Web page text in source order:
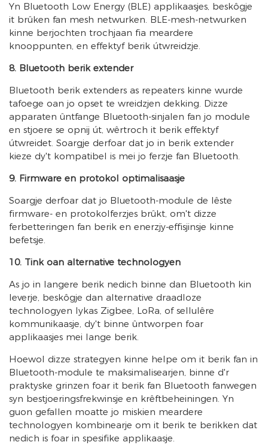
Yn Bluetooth Low Energy (BLE) applikaasjes, beskôgje
it brûken fan mesh netwurken. BLE-mesh-netwurken
kinne berjochten trochjaan fia meardere
knooppunten, en effektyf berik útwreidzje.
8. Bluetooth berik extender
Bluetooth berik extenders as repeaters kinne wurde
tafoege oan jo opset te wreidzjen dekking. Dizze
apparaten ûntfange Bluetooth-sinjalen fan jo module
en stjoere se opnij út, wêrtroch it berik effektyf
útwreidet. Soargje derfoar dat jo in berik extender
kieze dy't kompatibel is mei jo ferzje fan Bluetooth.
9. Firmware en protokol optimalisaasje
Soargje derfoar dat jo Bluetooth-module de lêste
firmware- en protokolferzjes brûkt, om't dizze
ferbetteringen fan berik en enerzjy-effisjinsje kinne
befetsje.
10. Tink oan alternative technologyen
As jo ​​​​in langere berik nedich binne dan Bluetooth kin
leverje, beskôgje dan alternative draadloze
technologyen lykas Zigbee, LoRa, of sellulêre
kommunikaasje, dy't binne ûntworpen foar
applikaasjes mei lange berik.
Hoewol dizze strategyen kinne helpe om it berik fan in
Bluetooth-module te maksimalisearjen, binne d'r
praktyske grinzen foar it berik fan Bluetooth fanwegen
syn bestjoeringsfrekwinsje en krêftbeheiningen. Yn
guon gefallen moatte jo miskien meardere
technologyen kombinearje om it berik te berikken dat
nedich is foar in spesifike applikaasje.